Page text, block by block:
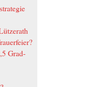
Grad-